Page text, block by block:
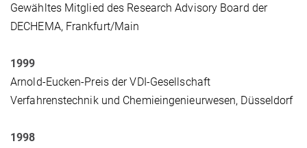
Gewähltes Mitglied des Research Advisory Board der
DECHEMA, Frankfurt/Main
1999
Arnold-Eucken-Preis der VDI-Gesellschaft
Verfahrenstechnik und Chemieingenieurwesen, Düsseldorf
1998